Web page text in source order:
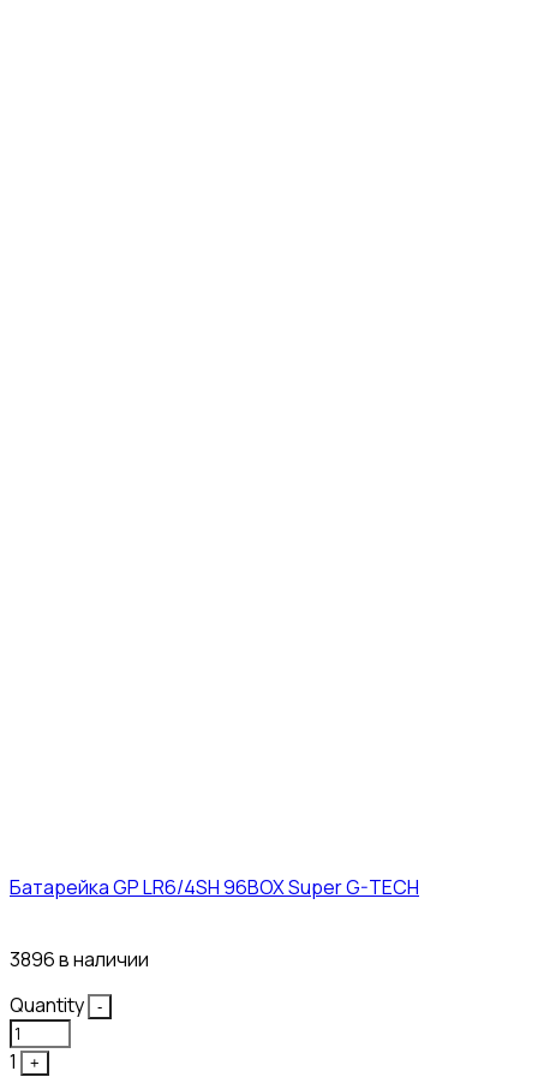
Батарейка GP LR6/4SH 96BOX Super G-TECH
3896 в наличии
Quantity
-
1
+